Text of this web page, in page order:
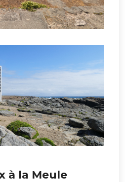
à la Meule